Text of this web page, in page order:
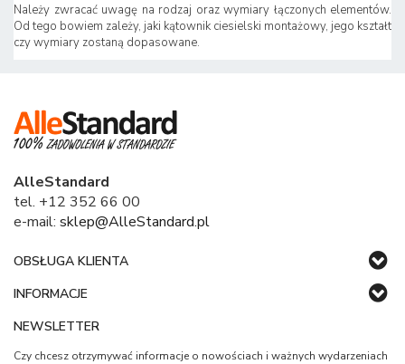
Należy zwracać uwagę na rodzaj oraz wymiary łączonych elementów.
Od tego bowiem zależy, jaki kątownik ciesielski montażowy, jego kształt
czy wymiary zostaną dopasowane.
AlleStandard
tel. +12 352 66 00
e-mail: sklep@AlleStandard.pl
OBSŁUGA KLIENTA
INFORMACJE
NEWSLETTER
Czy chcesz otrzymywać informacje o nowościach i ważnych wydarzeniach